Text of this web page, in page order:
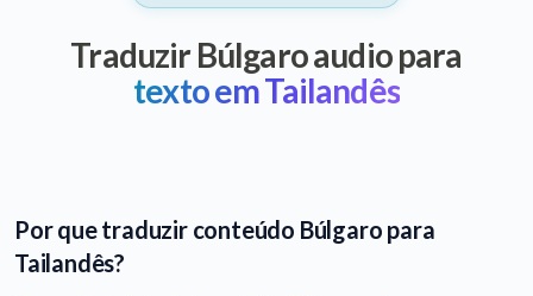
Traduzir Búlgaro audio para
texto em Tailandês
Por que traduzir conteúdo Búlgaro para
Tailandês?